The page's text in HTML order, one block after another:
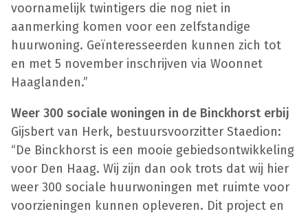
voornamelijk twintigers die nog niet in
aanmerking komen voor een zelfstandige
huurwoning. Geïnteresseerden kunnen zich tot
en met 5 november inschrijven via Woonnet
Haaglanden.”
Weer 300 sociale woningen in de Binckhorst erbij
Gijsbert van Herk, bestuursvoorzitter Staedion:
“De Binckhorst is een mooie gebiedsontwikkeling
voor Den Haag. Wij zijn dan ook trots dat wij hier
weer 300 sociale huurwoningen met ruimte voor
voorzieningen kunnen opleveren. Dit project en